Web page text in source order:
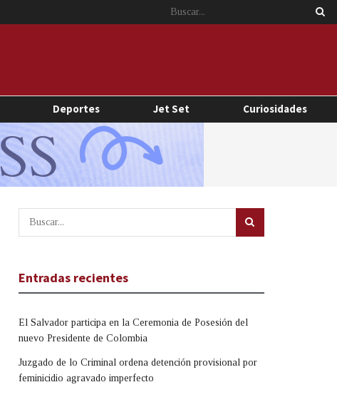
Deportes Jet Set Curiosidades
Entradas recientes
El Salvador participa en la Ceremonia de Posesión del
nuevo Presidente de Colombia
Juzgado de lo Criminal ordena detención provisional por
feminicidio agravado imperfecto